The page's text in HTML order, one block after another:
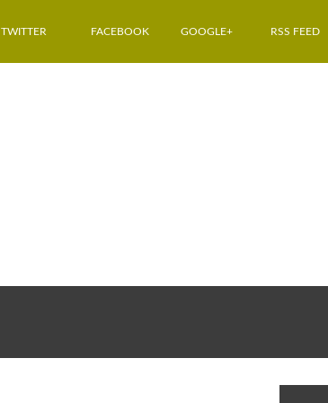
TWITTER FACEBOOK GOOGLE+ RSS FEED